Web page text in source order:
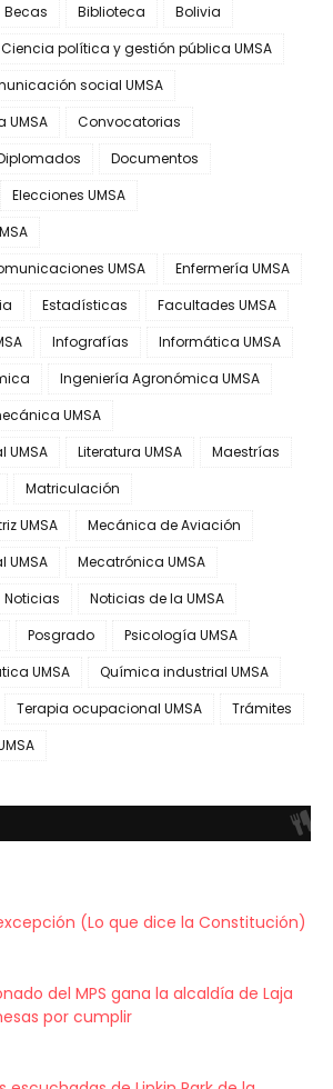
Becas Biblioteca
Bolivia
Ciencia política y gestión pública UMSA
social UMSA
Convocatorias
Documentos
Elecciones UMSA
UMSA
Enfermería UMSA
Estadísticas
Facultades UMSA
Infografías
Informática UMSA
Ingeniería Agronómica UMSA
UMSA
UMSA
Literatura UMSA
Maestrías
Matriculación
UMSA
Mecánica de Aviación
UMSA
Mecatrónica UMSA
Noticias
Noticias de la UMSA
Posgrado
Psicología UMSA
UMSA
Química industrial UMSA
Terapia ocupacional UMSA
Trámites
(Lo que dice la Constitución)
del MPS gana la alcaldía de Laja
por cumplir